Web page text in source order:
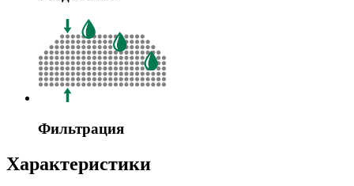
Фильтрация
Характеристики